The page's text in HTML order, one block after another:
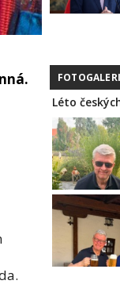
Léto